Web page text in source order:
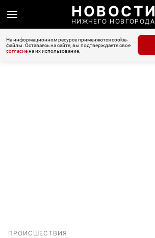
НОВОСТИ
НИЖНЕГО НОВГОРОДА
На информационном ресурсе применяются cookie-
файлы. Оставаясь на сайте, вы подтверждаете свое
согласиена их использование.
ПРОИСШЕСТВИЯ